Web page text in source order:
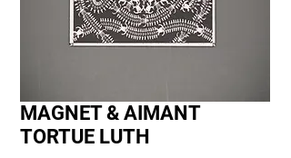
MAGNET & AIMANT
TORTUE LUTH